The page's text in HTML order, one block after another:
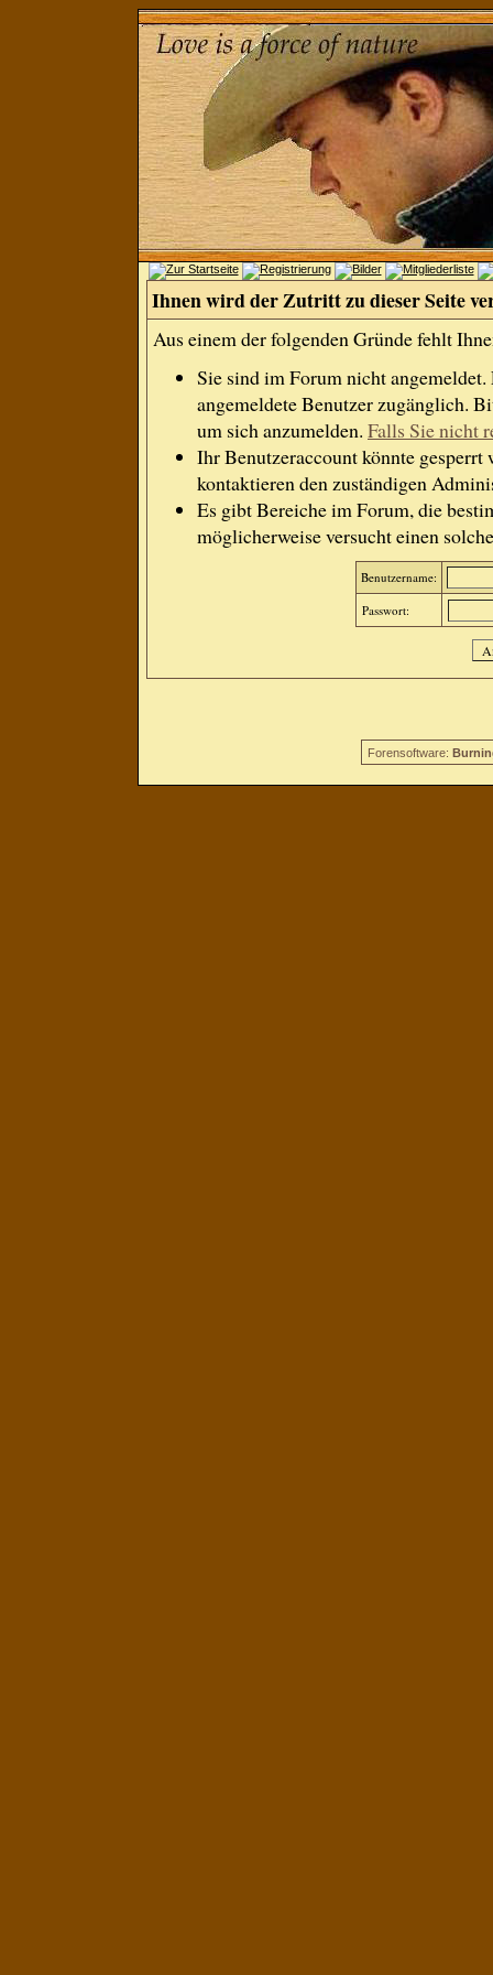
Ihnen wird der Zutritt zu dieser Seite
Aus einem der folgenden Gründe fehlt
Sie sind im Forum nicht
angemeldete Benutzer zugänglich.
um sich anzumelden. Falls Sie nicht
Ihr Benutzeraccount könnte gesperrt
kontaktieren den zuständigen
Es gibt Bereiche im Forum, die
möglicherweise versucht einen
Benutzername:
Passwort:
Forensoftware: